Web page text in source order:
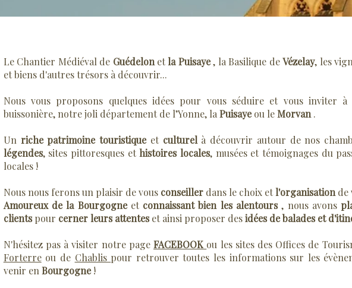
Le Chantier Médiéval de Guédelon etla Puisaye, la Basilique deVézelay, les
et biens d'autres trésors à découvrir...
Nous vous proposons quelques idées pour vous séduire et vous inviter
buissonière, notre joli département de l’Yonne, la Puisayeou leMorvan.
Un riche patrimoine touristiqueet culturel à découvrir autour de nos
légendes, sites pittoresques ethistoires locales, musées et témoignages du
locales !
Nous nous ferons un plaisir de vous conseillerdans le choix etl'organisationde
Amoureux de la Bourgogne et connaissant bien les alentours, nous avons
clientspour cerner leurs attenteset ainsi proposer desidées de balades et
N'hésitez pas à visiter notre pageFACEBOOK ou les sites des Offices de
Forterreou de Chablis pour retrouver toutes les informations sur les
venir en Bourgogne!